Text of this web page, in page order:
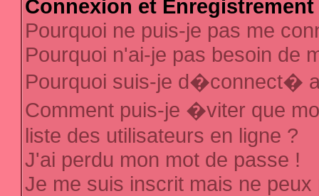
Connexion et Enregistrement
Pourquoi ne puis-je pas me
Pourquoi n'ai-je pas besoin de
Pourquoi suis-je d�connect�
Comment puis-je �viter que
liste des utilisateurs en ligne ?
J'ai perdu mon mot de passe !
Je me suis inscrit mais ne